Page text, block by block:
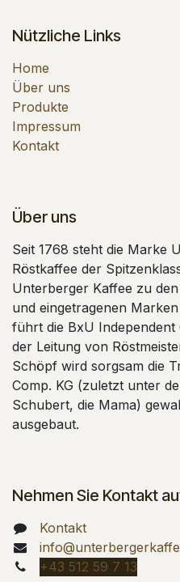
Nützliche Links
Home
Über uns
Produkte
Impressum
Kontakt
Über uns
Seit 1768 steht die Marke
Röstkaffee der
Unterberger Kaffee zu
und eingetragenen
führt die BxU Independent
der Leitung von
Schöpf wird sorgsam die
Comp. KG (zuletzt unter
Schubert, die Mama)
ausgebaut.
Nehmen Sie Kontakt
Kontakt
+43 512 59 7 13